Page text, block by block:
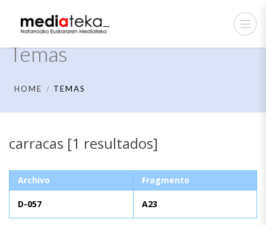
Temas
HOME TEMAS
carracas [1 resultados]
Archivo Fragmento
D-057 A23